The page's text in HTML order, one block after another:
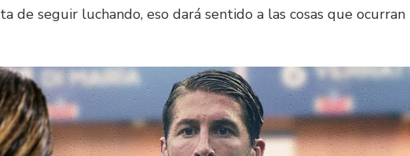
de seguir luchando, eso dará sentido a las cosas que ocurran